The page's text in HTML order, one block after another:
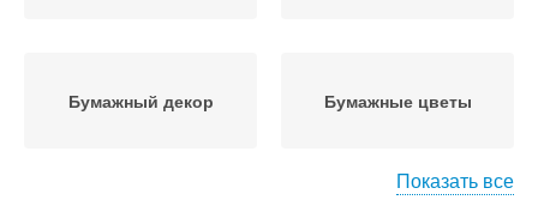
Бумажный декор Бумажные цветы
Показать все